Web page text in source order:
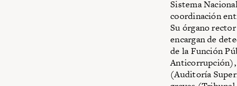
Sistema
coordinación
Su órgano
encargan de
de la Función
(Auditoría